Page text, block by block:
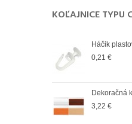
KOĽAJNICE TYPU
Háčik
0,21 €
Dekoračná
3,22 €